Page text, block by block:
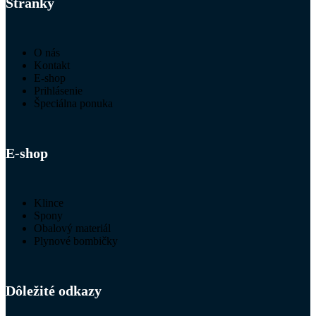
O nás
Kontakt
E-shop
Prihlásenie
Špeciálna ponuka
E-shop
Klince
Spony
Obalový materiál
Plynové bombičky
Dôležité odkazy